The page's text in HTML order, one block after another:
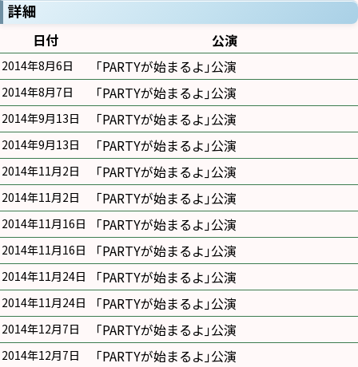
詳細
日付 公演
2014年8月6日 ｢PARTYが始まるよ｣公演
2014年8月7日 ｢PARTYが始まるよ｣公演
2014年9月13日 ｢PARTYが始まるよ｣公演
2014年9月13日 ｢PARTYが始まるよ｣公演
2014年11月2日 ｢PARTYが始まるよ｣公演
2014年11月2日 ｢PARTYが始まるよ｣公演
2014年11月16日 ｢PARTYが始まるよ｣公演
2014年11月16日 ｢PARTYが始まるよ｣公演
2014年11月24日 ｢PARTYが始まるよ｣公演
2014年11月24日 ｢PARTYが始まるよ｣公演
2014年12月7日 ｢PARTYが始まるよ｣公演
2014年12月7日 ｢PARTYが始まるよ｣公演